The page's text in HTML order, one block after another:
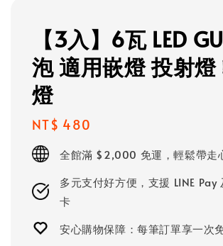
【3入】6瓦 LED
泡 適用嵌燈 投射燈
燈
Regular
price
NT$ 480
全館滿 $2,000 免運，輕鬆帶走
多元支付好方便，支援 LINE Pay
卡
安心購物保障：每筆訂單享一次